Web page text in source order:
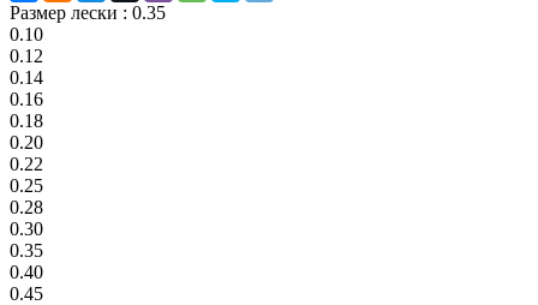
Размер лески : 0.35
0.10
0.12
0.14
0.16
0.18
0.20
0.22
0.25
0.28
0.30
0.35
0.40
0.45